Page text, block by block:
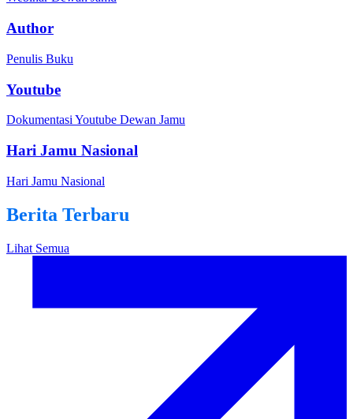
Author
Penulis Buku
Youtube
Dokumentasi Youtube Dewan Jamu
Hari Jamu Nasional
Hari Jamu Nasional
Berita Terbaru
Lihat Semua